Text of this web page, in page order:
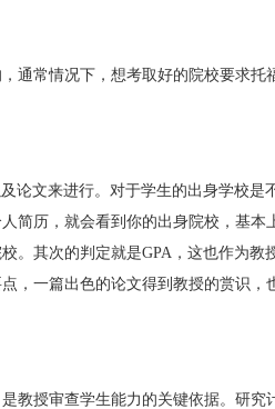
常情况下，想考取好的院校要求托
文来进行。对于学生的出身学校是
简历，就会看到你的出身院校，基本
。其次的判定就是GPA，这也作为教
，一篇出色的论文得到教授的赏识，
授审查学生能力的关键依据。研究